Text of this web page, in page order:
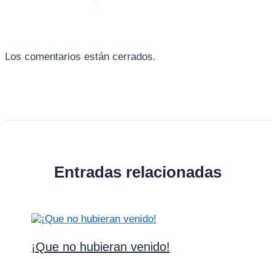
Los comentarios están cerrados.
Entradas relacionadas
¡Que no hubieran venido!